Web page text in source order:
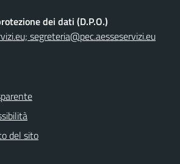
dei dati (D.P.O.)
segreteria@pec.aesseservizi.eu
del sito